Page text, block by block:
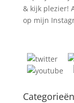
& kijk plezier!
op mijn
Categorieën